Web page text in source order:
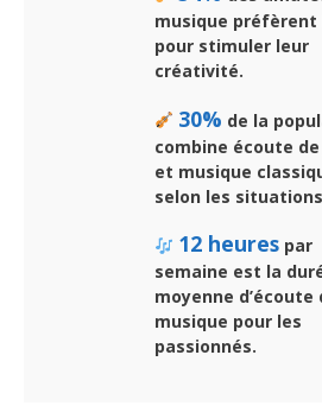
musique préfèrent
pour stimuler leur
créativité.
30% de la
combine écoute
et musique
selon les
12 heurespar
semaine est la
moyenne d’écoute
musique pour les
passionnés.